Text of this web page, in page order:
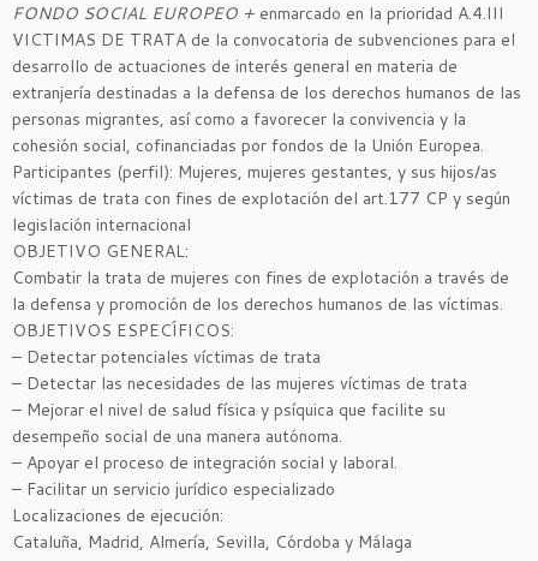
FONDO SOCIAL EUROPEO + enmarcado en la prioridad A.4.III
VICTIMAS DE TRATA de la convocatoria de subvenciones para el
desarrollo de actuaciones de interés general en materia de
extranjería destinadas a la defensa de los derechos humanos de las
personas migrantes, así como a favorecer la convivencia y la
cohesión social, cofinanciadas por fondos de la Unión Europea.
Participantes (perfil): Mujeres, mujeres gestantes, y sus hijos/as
víctimas de trata con fines de explotación del art.177 CP y según
legislación internacional
OBJETIVO GENERAL:
Combatir la trata de mujeres con fines de explotación a través de
la defensa y promoción de los derechos humanos de las víctimas.
OBJETIVOS ESPECÍFICOS:
– Detectar potenciales víctimas de trata
– Detectar las necesidades de las mujeres víctimas de trata
– Mejorar el nivel de salud física y psíquica que facilite su
desempeño social de una manera autónoma.
– Apoyar el proceso de integración social y laboral.
– Facilitar un servicio jurídico especializado
Localizaciones de ejecución:
Cataluña, Madrid, Almería, Sevilla, Córdoba y Málaga